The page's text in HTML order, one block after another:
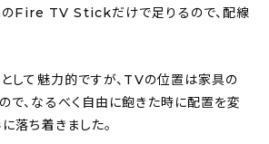
Fire TV Stickだけで足りるので、配線
して魅力的ですが、TVの位置は家具の
で、なるべく自由に飽きた時に配置を変
落ち着きました。